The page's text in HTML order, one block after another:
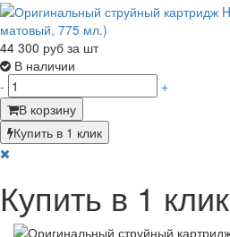
44 300 руб за шт
В наличии
-
+
В корзину
Купить в 1 клик
Купить в 1 клик